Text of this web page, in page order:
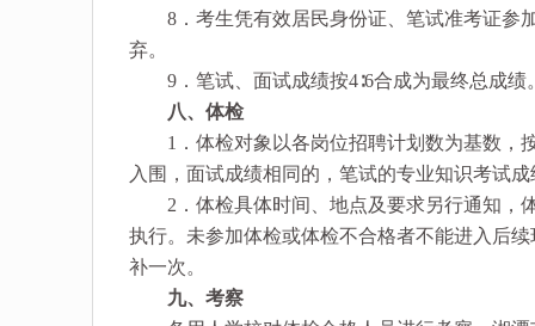
8．考生凭有效居民身份证、笔试准考证参
弃。
9．笔试、面试成绩按4∶6合成为最终总成绩
八、体检
1．体检对象以各岗位招聘计划数为基数，按
入围，面试成绩相同的，笔试的专业知识考试
2．体检具体时间、地点及要求另行通知，
执行。未参加体检或体检不合格者不能进入后
补一次。
九、考察